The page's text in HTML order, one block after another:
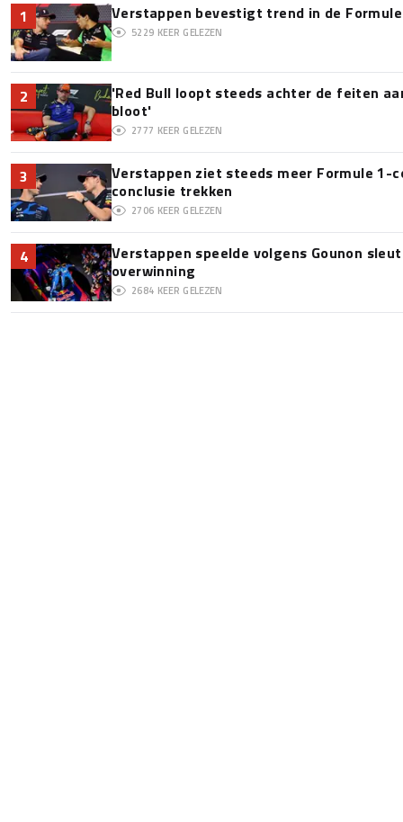
1 Verstappen bevestigt trend in de
5229 KEER GELEZEN
2
'Red Bull loopt steeds achter de feiten
bloot'
2777 KEER GELEZEN
3
Verstappen ziet steeds meer Formule 1-
conclusie trekken
2706 KEER GELEZEN
4
Verstappen speelde volgens Gounon
overwinning
2684 KEER GELEZEN